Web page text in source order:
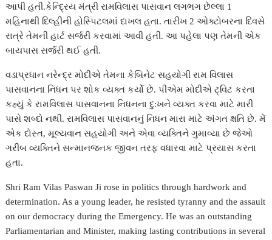
p
p
n
g
r
a
g
i
l
આપી હતી.કેન્દ્રિય મંત્રી રામવિલાસ પાસવાન લગભગ છેલ્લા 1
મહિનાથી દિલ્હીની હોસ્પિટલમાં દાખલ હતા. તારીખ 2 ઓક્ટોબરના દિવસે
રાત્રે તેમની હાર્ટ સર્જરી કરવામાં આવી હતી. આ પહેલા પણ તેમની એક
બાયપાસ સર્જરી થઈ હતી.
વડાપ્રધાન નરેન્દ્ર મોદીએ તેમના કેબિનેટ સહયોગી રામ વિલાસ
પાસવાનના નિધન પર શોક વ્યક્ત કર્યો છે. પીએમ મોદીએ ટ્વિટ કરતા
કહ્યું કે રામવિલાસ પાસવાનના નિધનના દુ:ખને વ્યક્ત કરવા માટે મારી
પાસે શબ્દો નથી. રામવિલાસ પાસવાનનું નિધન મારા માટે અંગત ક્ષતિ છે. મેં
એક દોસ્ત, મૂલ્યવાન સહયોગી અને એવા વ્યક્તિને ગુમાવ્યા છે જેઓ
ગરીબ વ્યક્તિને સન્માનજનક જીવન તરફ વધારવા માટે પ્રયાસ કરતા
હતા.
Shri Ram Vilas Paswan Ji rose in politics through hardwork and
determination. As a young leader, he resisted tyranny and the assault
on our democracy during the Emergency. He was an outstanding
Parliamentarian and Minister, making lasting contributions in several